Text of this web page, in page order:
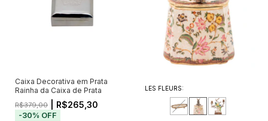
Caixa Decorativa em Prata
Rainha da Caixa de Prata
R$379,00 | R$265,30
-30% OFF
LES FLEURS: